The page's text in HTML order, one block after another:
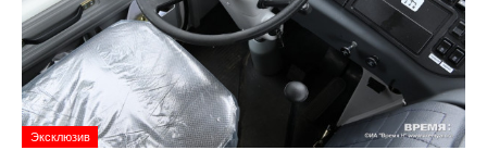
Эксклюзив